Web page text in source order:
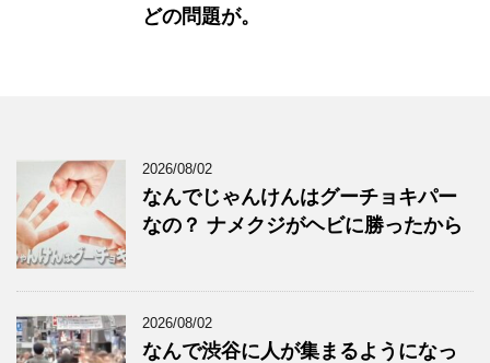
どの問題が。
2026/08/02
なんでじゃんけんはグーチョキパー
なの？ ナメクジがヘビに勝ったから
2026/08/02
なんで渋谷に人が集まるようになっ